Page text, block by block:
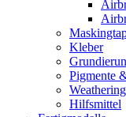
Kleber
Pigmente
Hilfsmittel